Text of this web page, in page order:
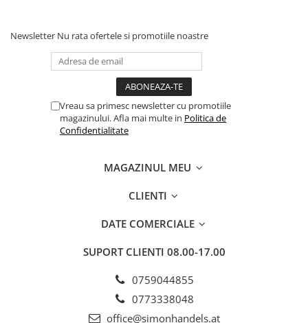
Newsletter Nu rata ofertele si promotiile noastre
Vreau sa primesc newsletter cu promotiile
magazinului. Afla mai multe in Politica de
Confidentialitate
MAGAZINUL MEU
CLIENTI
DATE COMERCIALE
SUPORT CLIENTI 08.00-17.00
0759044855
0773338048
office@simonhandels.at